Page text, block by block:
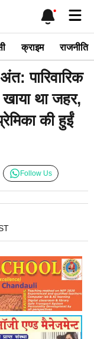
क्राइम राजनीति
पारिवारिक
था जहर,
की हुईं
Follow Us